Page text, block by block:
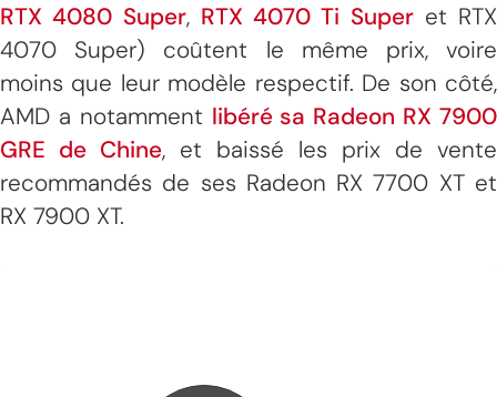
RTX 4080 Super, RTX 4070 Ti Superet RTX
4070 Super) coûtent le même prix, voire
moins que leur modèle respectif. De son côté,
AMD a notamment libéré sa Radeon RX 7900
GRE de Chine, et baissé les prix de vente
recommandés de ses Radeon RX 7700 XT et
RX 7900 XT.